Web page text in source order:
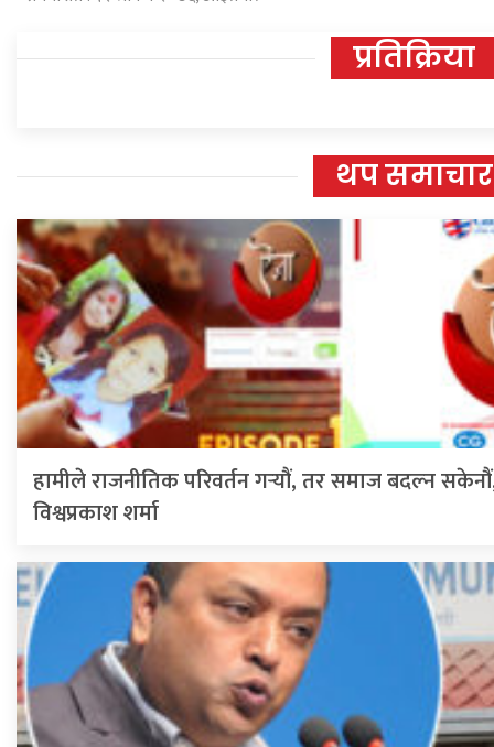
प्रतिक्रिया
थप समाचार
हामीले राजनीतिक परिवर्तन गर्‍यौं, तर समाज बदल्न सकेनौं,
विश्वप्रकाश शर्मा